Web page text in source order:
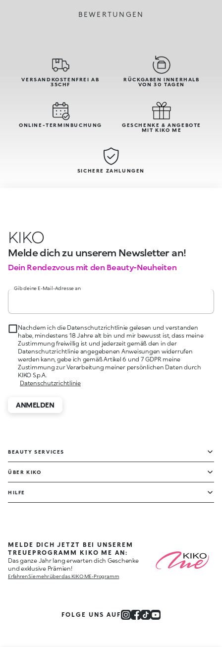
BEWERTUNGEN
VERSANDKOSTENFREI AB
35CHF
RÜCKGABEN INNERHALB
VON 30 TAGEN
ONLINE-TERMINBUCHUNG
GESCHENKE & ANGEBOTE
MIT KIKO ME
SICHERE ZAHLUNGEN
KIKO
Melde dich zu unserem Newsletter an!
Dein Rendezvous mit den Beauty-Neuheiten
Gib deine E-Mail-Adresse an
Nachdem ich die Datenschutzrichtlinie gelesen und verstanden
habe, mindestens 18 Jahre alt bin und mir bewusst ist, dass meine
Zustimmung freiwillig ist und jederzeit gemäß den in der
Datenschutzrichtlinie angegebenen Anweisungen widerrufen
werden kann, gebe ich gemäß Artikel 6 und 7 GDPR meine
Zustimmung zur Verarbeitung meiner persönlichen Daten durch
KIKO S.p.A.
Datenschutzrichtlinie
ANMELDEN
BEAUTY SERVICES
ÜBER KIKO
HILFE
MELDE DICH JETZT BEI UNSEREM
TREUEPROGRAMM KIKO ME AN:
Das ganze Jahr lang erwarten dich Geschenke
und exklusive Prämien!
Erfahren Sie mehr über das KIKO ME-Programm
FOLGE UNS AUF